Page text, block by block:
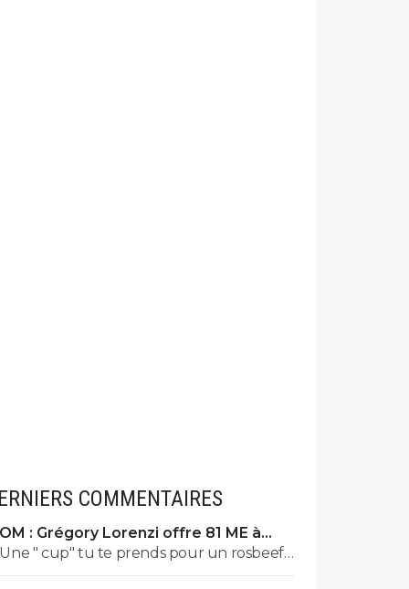
COMMENTAIRES
OM : Grégory Lorenzi offre 81 ME à
Frank McCourt
Une " cup" tu te prends pour un rosbeef
? Lol